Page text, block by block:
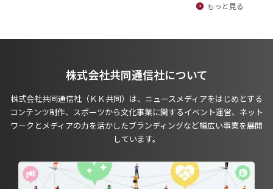
もっと見る
株式会社共同通信社について
株式会社共同通信社（ＫＫ共同）は、ニュースメディアをはじめとする
コンテンツ制作、スポーツから文化事業に関するイベント運営、ネット
ワークとメディアの力を活かしたブランディングなど幅広い事業を展開
しています。